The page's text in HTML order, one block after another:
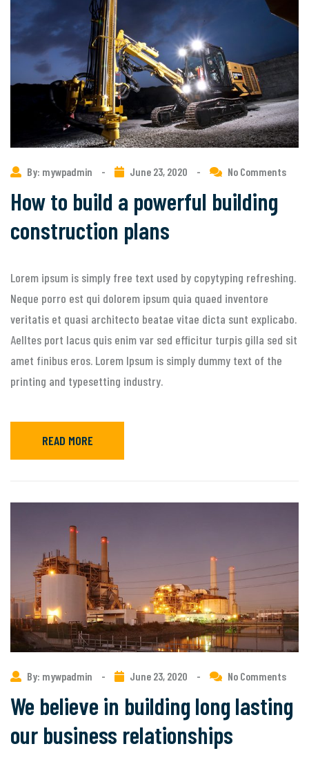
By: mywpadmin - June 23, 2020 - No Comments
How to build a powerful building
construction plans
Lorem ipsum is simply free text used by copytyping refreshing.
Neque porro est qui dolorem ipsum quia quaed inventore
veritatis et quasi architecto beatae vitae dicta sunt explicabo.
Aelltes port lacus quis enim var sed efficitur turpis gilla sed sit
amet finibus eros. Lorem Ipsum is simply dummy text of the
printing and typesetting industry.
READ MORE
By: mywpadmin - June 23, 2020 - No Comments
We believe in building long lasting
our business relationships